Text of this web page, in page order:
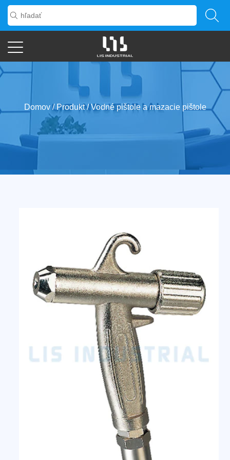
Domov/ Produkt/Vodné pištole a mazacie pištole